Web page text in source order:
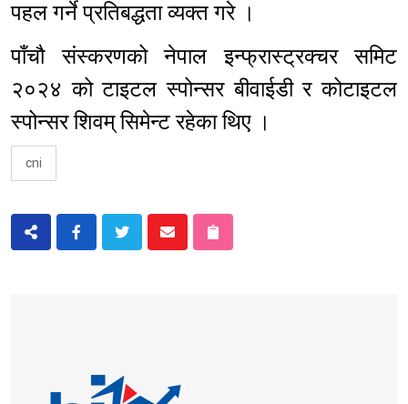
पहल गर्ने प्रतिबद्धता व्यक्त गरे ।
पाँचौ संस्करणको नेपाल इन्फ्रास्ट्रक्चर समिट
२०२४ को टाइटल स्पोन्सर बीवाईडी र कोटाइटल
स्पोन्सर शिवम् सिमेन्ट रहेका थिए ।
cni